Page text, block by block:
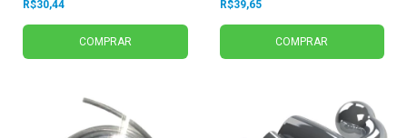
R$30,44
COMPRAR
R$39,65
COMPRAR